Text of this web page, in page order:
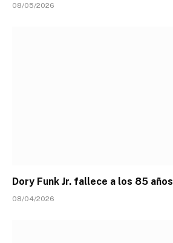
08/05/2026
Dory Funk Jr. fallece a los 85 años
08/04/2026